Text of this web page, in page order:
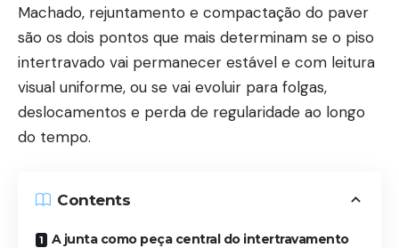
Machado, rejuntamento e compactação do paver
são os dois pontos que mais determinam se o piso
intertravado vai permanecer estável e com leitura
visual uniforme, ou se vai evoluir para folgas,
deslocamentos e perda de regularidade ao longo
do tempo.
Contents
A junta como peça central do intertravamento